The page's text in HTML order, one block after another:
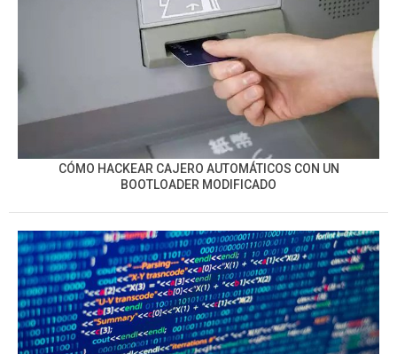
CÓMO HACKEAR CAJERO AUTOMÁTICOS CON UN
BOOTLOADER MODIFICADO